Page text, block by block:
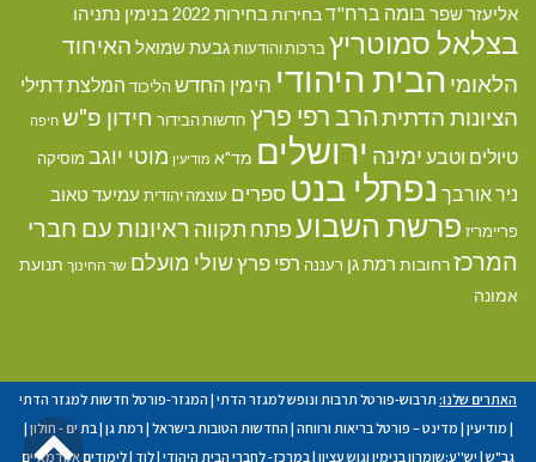
אליעזר שפר בומה ברח"דבחירותבחירות 2022 בנימין נתניהו
בצלאל סמוטריץברכות והודעותגבעת שמואל האיחוד
הלאומי הבית היהודי הימין החדשהליכוד המלצת דתילי
הציונות הדתיתהרב רפי פרץ חדשות הבידור חידון פ"ש חיפה
טיולים וטבע ימינה ירושלים מד"א מודיעין מוטי יוגב מוסיקה
ניר אורבך נפתלי בנט ספרים עוצמה יהודית עמיעד טאוב
פריימריז פרשת השבועפתח תקווה ראיונות עם חברי
המרכזרחובות רמת גן רעננה רפי פרץשולי מועלם שר החינוך תנועת
אמונה
האתרים שלנו: תרבוש-פורטל תרבות ונופש למגזר הדתי | המגזר-פורטל חדשות למגזר הדתי
| מודיעין | מדינט – פורטל בריאות ורווחה | החדשות הטובות בישראל | רמת גן |בת ים - חולון|
גב"ש | יש''ע:שומרון בנימין וגוש עציון |במרכז- לחברי הבית היהודי |לוד |לימודים אקדמאיים